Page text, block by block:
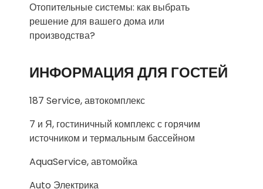
Отопительные системы: как выбрать
решение для вашего дома или
производства?
ИНФОРМАЦИЯ ДЛЯ ГОСТЕЙ
187 Service, автокомплекс
7 и Я, гостиничный комплекс с горячим
источником и термальным бассейном
AquaService, автомойка
Auto Электрика